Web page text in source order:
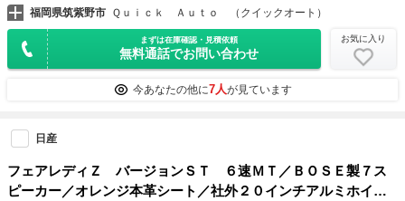
福岡県筑紫野市 Ｑｕｉｃｋ Ａｕｔｏ （クイックオート）
まずは在庫確認・見積依頼
無料通話でお問い合わせ
お気に入り
今あなたの他に7人が見ています
日産
フェアレディＺ バージョンＳＴ ６速ＭＴ／ＢＯＳＥ製７ス
ピーカー／オレンジ本革シート／社外２０インチアルミホイー